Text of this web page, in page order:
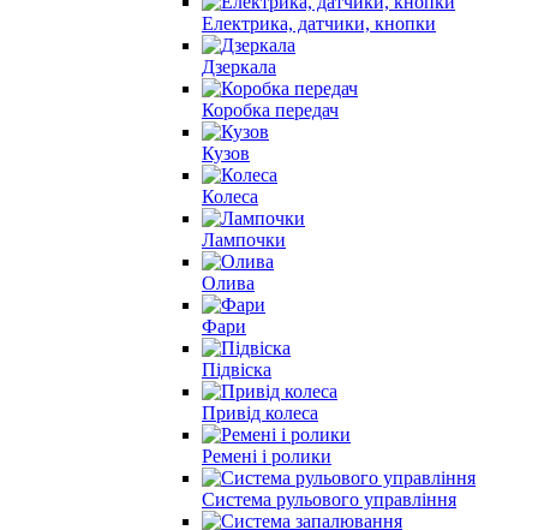
Електрика, датчики, кнопки
Дзеркала
Коробка передач
Кузов
Колеса
Лампочки
Олива
Фари
Підвіска
Привід колеса
Ремені і ролики
Система рульового управління